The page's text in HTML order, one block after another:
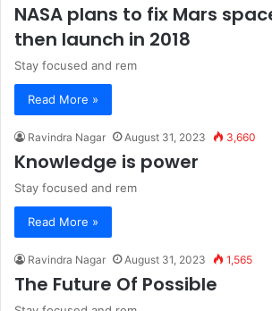
NASA plans to fix Mars
then launch in 2018
Stay focused and rem
Read More »
Ravindra Nagar August 31, 2023 3,660
Knowledge is power
Stay focused and rem
Read More »
Ravindra Nagar August 31, 2023 1,565
The Future Of Possible